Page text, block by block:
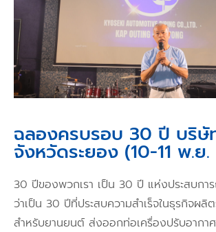
ฉลองครบรอบ 30 ปี บริ
จังหวัดระยอง (10-11 พ.ย
30 ปีของพวกเรา เป็น 30 ปี แห่งประสบก
ว่าเป็น 30 ปีที่ประสบความสำเร็จในธุรกิจผลิ
สำหรับยานยนต์ ส่งออกท่อเครื่องปรับอากา